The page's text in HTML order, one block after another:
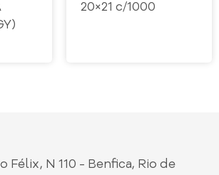
20×21 c/1000
Félix, N 110 - Benfica, Rio de